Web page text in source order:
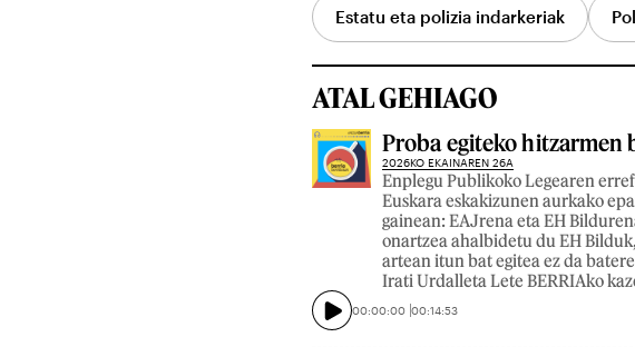
Estatu eta polizia indarkeriak
ATAL GEHIAGO
Proba egiteko hitzarmen
2026KO EKAINAREN 26A
Enplegu Publikoko Legearen
Euskara eskakizunen aurkako
gainean: EAJrena eta EH
onartzea ahalbidetu du EH
artean itun bat egitea ez da
Irati Urdalleta Lete BERRIAko
00:00:00 00:14:53